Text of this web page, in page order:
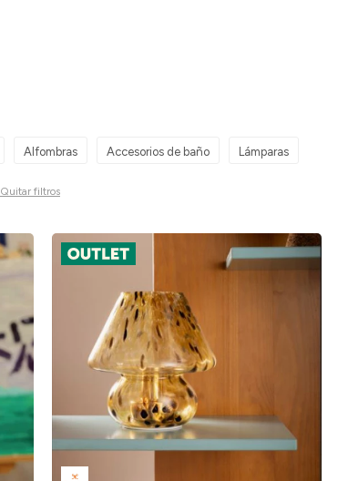
Alfombras Accesorios de baño Lámparas
Quitar filtros